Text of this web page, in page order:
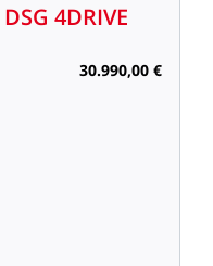
DSG 4DRIVE
30.990,00 €